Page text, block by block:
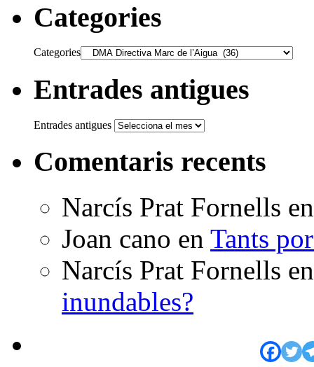
Categories
Categories
Entrades antigues
Entrades antigues
Comentaris recents
Narcís Prat Fornells
Joan cano en Tants
Narcís Prat Fornells
inundables?